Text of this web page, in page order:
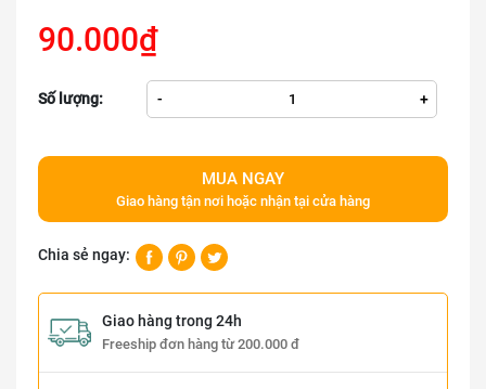
90.000₫
Số lượng: - +
MUA NGAY
Giao hàng tận nơi hoặc nhận tại cửa hàng
Chia sẻ ngay:
Giao hàng trong 24h
Freeship đơn hàng từ 200.000 đ